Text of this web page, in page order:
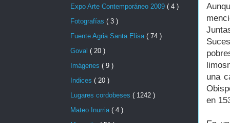
una
en
Expo Arte Contemporáneo 2009 ( 4 )
Fotografías ( 3 )
Fuente Agria Santa Elisa ( 74 )
Goval ( 20 )
Imágenes ( 9 )
Indices ( 20 )
Lugares cordobeses ( 1242 )
Mateo Inurria ( 4 )